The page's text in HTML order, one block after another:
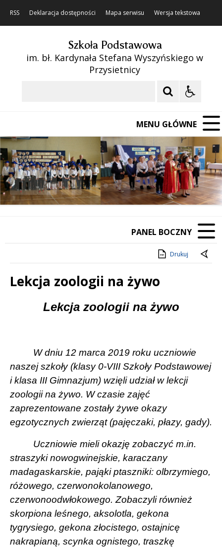
RSS Deklaracja dostępności Mapa serwisu Wersja tekstowa
Szkoła Podstawowa
im. bł. Kardynała Stefana Wyszyńskiego w
Przysietnicy
MENU GŁÓWNE
Poprzedni Element
Następny Element
❚❚
PANEL BOCZNY
Drukuj
Lekcja zoologii na żywo
Lekcja zoologii na żywo
W dniu 12 marca 2019 roku uczniowie
naszej szkoły (klasy 0-VIII Szkoły Podstawowej
i klasa III Gimnazjum) wzięli udział w lekcji
zoologii na żywo. W czasie zajęć
zaprezentowane zostały żywe okazy
egzotycznych zwierząt (pajęczaki, płazy, gady).
Uczniowie mieli okazję zobaczyć m.in.
straszyki nowogwinejskie, karaczany
madagaskarskie, pająki ptaszniki: olbrzymiego,
różowego, czerwonokolanowego,
czerwonoodwłokowego. Zobaczyli również
skorpiona leśnego, aksolotla, gekona
tygrysiego, gekona złocistego, ostajnicę
nakrapianą, scynka ognistego, traszkę